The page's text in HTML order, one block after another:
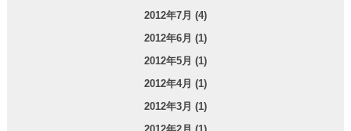
2012年7月 (4)
2012年6月 (1)
2012年5月 (1)
2012年4月 (1)
2012年3月 (1)